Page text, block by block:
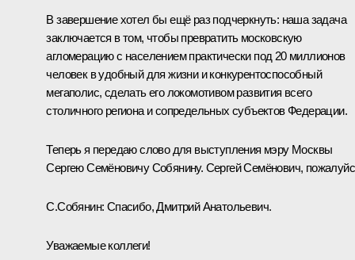
В завершение хотел бы ещё раз подчеркнуть: наша задача
заключается в том, чтобы превратить московскую
агломерацию с населением практически под 20 миллионов
человек в удобный для жизни и конкурентоспособный
мегаполис, сделать его локомотивом развития всего
столичного региона и сопредельных субъектов Федерации.
Теперь я передаю слово для выступления мэру Москвы
Сергею Семёновичу Собянину. Сергей Семёнович,
С.Собянин: Спасибо, Дмитрий Анатольевич.
Уважаемые коллеги!